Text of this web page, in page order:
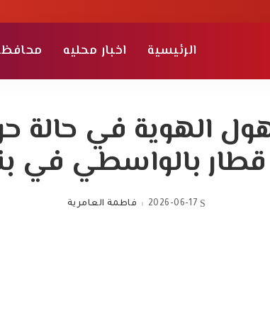
الرئيسية اخبار محليه
الهوية في حالة
بالواسطي في
2026-06-17
Posted
فاطمة العامرية